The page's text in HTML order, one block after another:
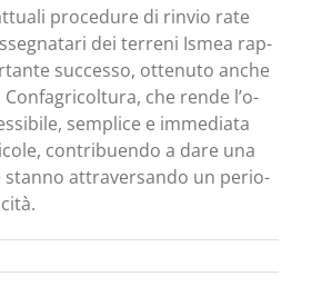
pro­ce­du­re di rin­vio rate
dei ter­re­ni Ismea rap­
suc­ces­so, otte­nu­to anche
Con­fa­gri­col­tu­ra, che ren­de l’o­
sem­pli­ce e imme­dia­ta
con­tri­buen­do a dare una
stan­no attra­ver­san­do un perio­